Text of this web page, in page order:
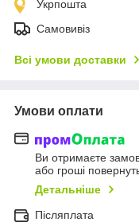
Укрпошта
Самовивіз
Всі умови доставки
Умови оплати
Ви отримаєте
або гроші
Детальніше
Післяплата